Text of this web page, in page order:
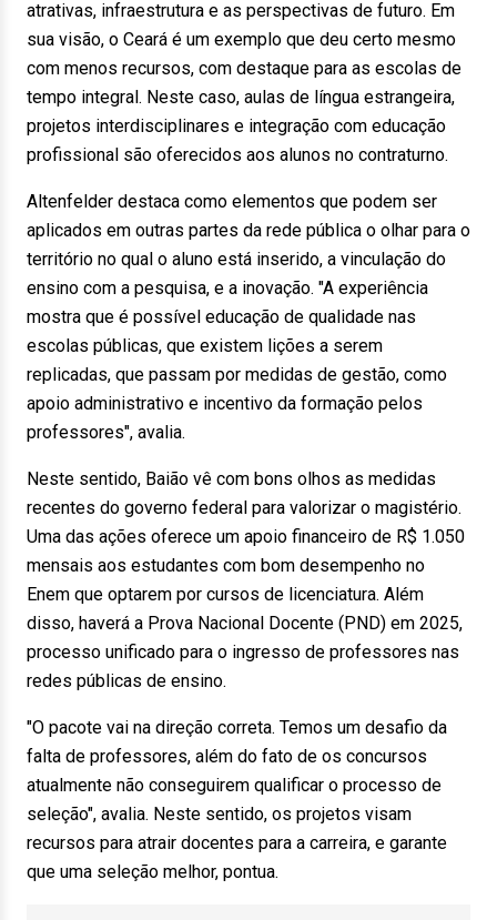
atrativas, infraestrutura e as perspectivas de futuro. Em
sua visão, o Ceará é um exemplo que deu certo mesmo
com menos recursos, com destaque para as escolas de
tempo integral. Neste caso, aulas de língua estrangeira,
projetos interdisciplinares e integração com educação
profissional são oferecidos aos alunos no contraturno.
Altenfelder destaca como elementos que podem ser
aplicados em outras partes da rede pública o olhar para o
território no qual o aluno está inserido, a vinculação do
ensino com a pesquisa, e a inovação. "A experiência
mostra que é possível educação de qualidade nas
escolas públicas, que existem lições a serem
replicadas, que passam por medidas de gestão, como
apoio administrativo e incentivo da formação pelos
professores", avalia.
Neste sentido, Baião vê com bons olhos as medidas
recentes do governo federal para valorizar o magistério.
Uma das ações oferece um apoio financeiro de R$ 1.050
mensais aos estudantes com bom desempenho no
Enem que optarem por cursos de licenciatura. Além
disso, haverá a Prova Nacional Docente (PND) em 2025,
processo unificado para o ingresso de professores nas
redes públicas de ensino.
"O pacote vai na direção correta. Temos um desafio da
falta de professores, além do fato de os concursos
atualmente não conseguirem qualificar o processo de
seleção", avalia. Neste sentido, os projetos visam
recursos para atrair docentes para a carreira, e garante
que uma seleção melhor, pontua.